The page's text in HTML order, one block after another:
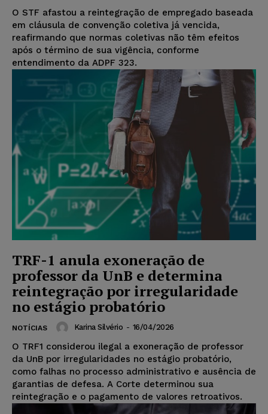
O STF afastou a reintegração de empregado baseada
em cláusula de convenção coletiva já vencida,
reafirmando que normas coletivas não têm efeitos
após o término de sua vigência, conforme
entendimento da ADPF 323.
TRF-1 anula exoneração de
professor da UnB e determina
reintegração por irregularidade
no estágio probatório
NOTÍCIAS Karina Silvério - 16/04/2026
O TRF1 considerou ilegal a exoneração de professor
da UnB por irregularidades no estágio probatório,
como falhas no processo administrativo e ausência de
garantias de defesa. A Corte determinou sua
reintegração e o pagamento de valores retroativos.